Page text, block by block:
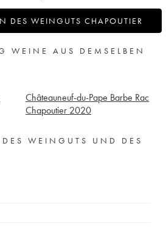
DES WEINGUTS CHAPOUTIER
WEINE AUS DEMSELBEN
Châteauneuf-du-Pape Barbe Rac
Chapoutier 2020
DES WEINGUTS UND DES